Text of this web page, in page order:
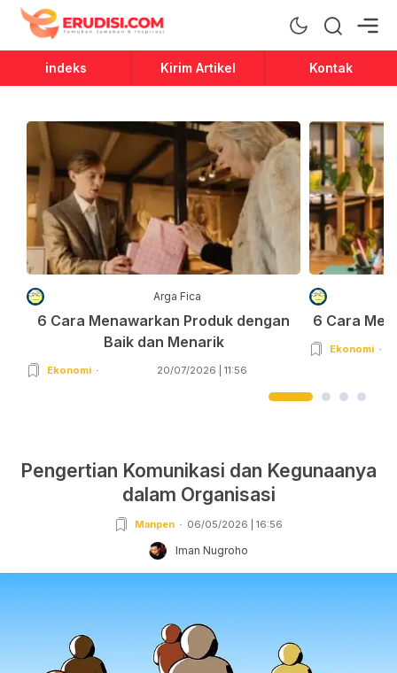
Erudisi
Temukan Jawaban dan Inspirasi
indeks Kirim Artikel Kontak
Arga Fica
6 Cara Menawarkan Produk dengan
Baik dan Menarik
Ekonomi 20/07/2026 | 11:56
6 Cara
Ekonomi
Pengertian Komunikasi dan Kegunaanya
dalam Organisasi
Manpen 06/05/2026 | 16:56
Iman Nugroho